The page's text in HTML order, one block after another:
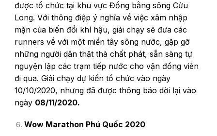
được tổ chức tại khu vực Đồng bằng sông Cửu
Long. Với thông điệp ý nghĩa về việc xâm nhập
mặn của biến đổi khí hậu, giải chạy sẽ đưa các
runners về với một miền tây sông nước, gặp gỡ
những người dân thật thà chất phát, sẵn sàng tự
nguyện lập các trạm tiếp nước cho vận đồng viên
đi qua. Giải chạy dự kiến tổ chức vào ngày
10/10/2020, nhưng đã được thông báo dời lại vào
ngày 08/11/2020.
Wow Marathon Phú Quốc 2020